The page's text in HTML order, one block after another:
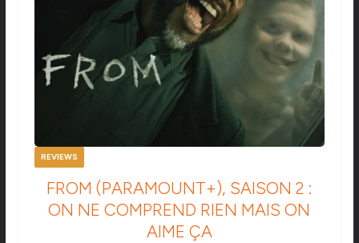
REVIEWS
FROM (PARAMOUNT+), SAISON 2 :
ON NE COMPREND RIEN MAIS ON
AIME ÇA